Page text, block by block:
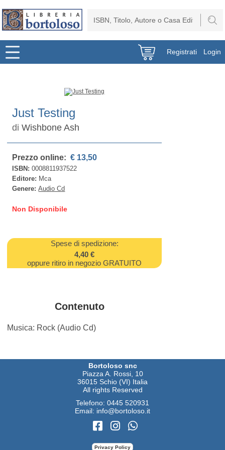
Registrati Login
Just Testing
diWishbone Ash
Prezzo online: € 13,50
ISBN:0008811937522
Editore: Mca
Genere:Audio Cd
Non Disponibile
Spese di spedizione:
4,40 €
oppure ritiro in negozio GRATUITO
Contenuto
Musica: Rock (Audio Cd)
Bortoloso snc
Piazza A. Rossi, 10
36015 Schio (VI) Italia
All rights Reserved
Privacy Policy
Telefono: 0445 520931
Email: info@bortoloso.it